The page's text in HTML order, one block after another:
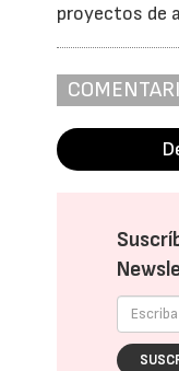
proyectos de